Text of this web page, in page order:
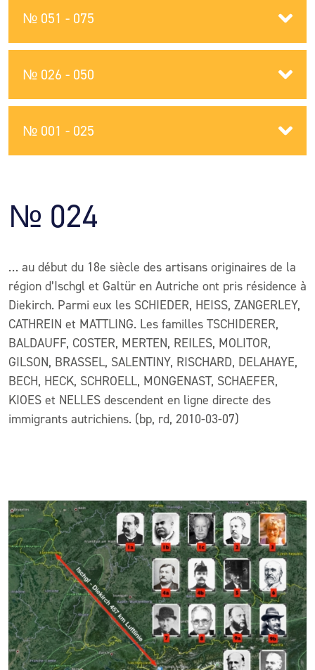
№ 001 - 025
№ 026 - 050
№ 051 - 075
№ 024
… au début du 18e siècle des artisans originaires de la
région d’Ischgl et Galtür en Autriche ont pris résidence à
Diekirch. Parmi eux les SCHIEDER, HEISS, ZANGERLEY,
CATHREIN et MATTLING. Les familles TSCHIDERER,
BALDAUFF, COSTER, MERTEN, REILES, MOLITOR,
GILSON, BRASSEL, SALENTINY, RISCHARD, DELAHAYE,
BECH, HECK, SCHROELL, MONGENAST, SCHAEFER,
KIOES et NELLES descendent en ligne directe des
immigrants autrichiens. (bp, rd, 2010-03-07)